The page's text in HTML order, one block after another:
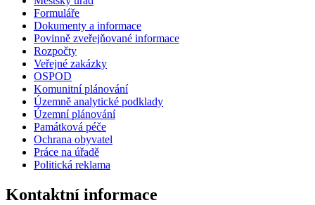
Formuláře
Dokumenty a informace
Povinně zveřejňované informace
Rozpočty
Veřejné zakázky
OSPOD
Komunitní plánování
Územně analytické podklady
Územní plánování
Památková péče
Ochrana obyvatel
Práce na úřadě
Politická reklama
Kontaktní informace